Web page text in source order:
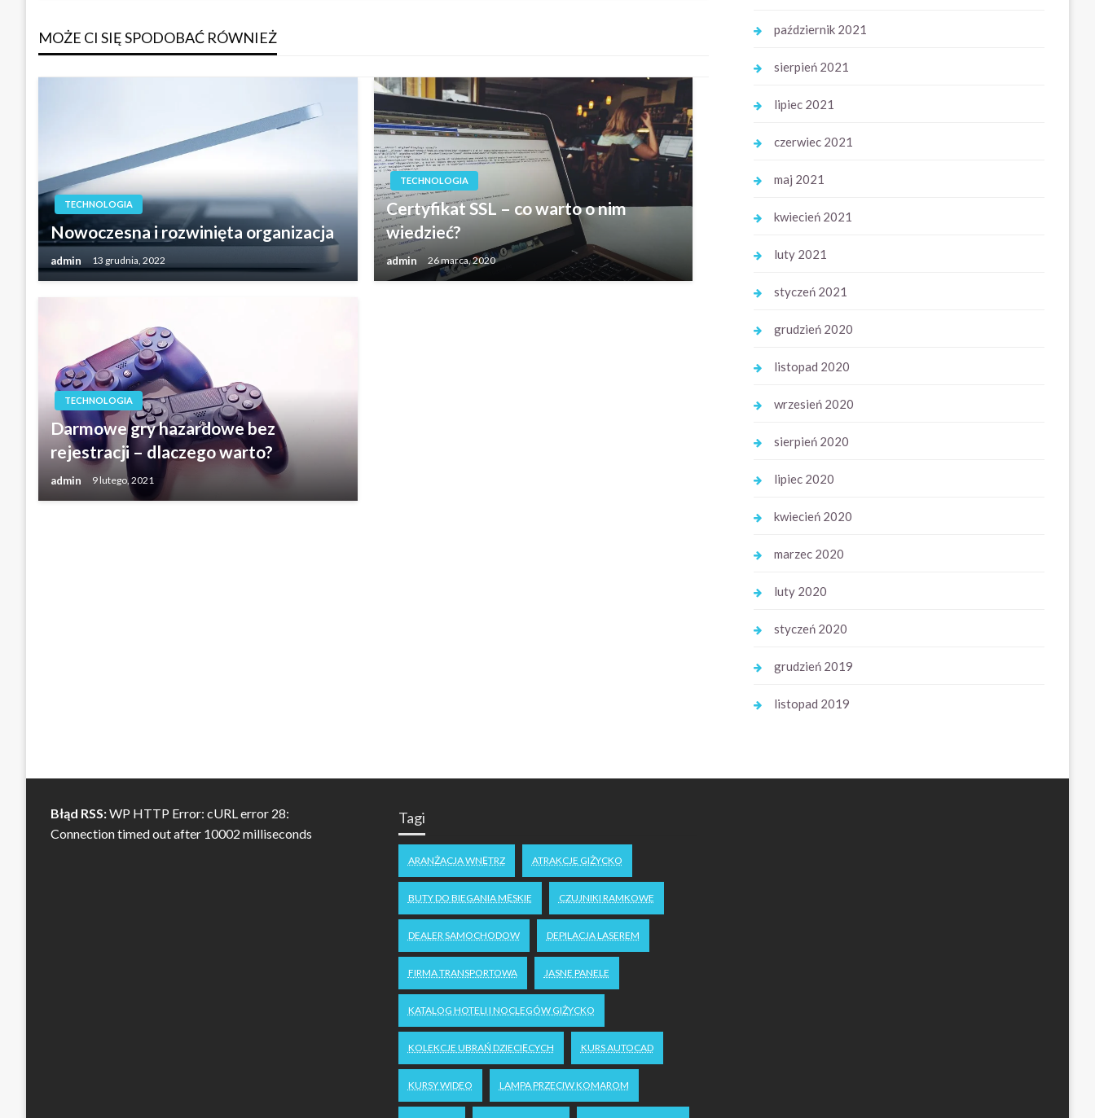
MOŻE CI SIĘ SPODOBAĆ RÓWNIEŻ
TECHNOLOGIA
Nowoczesna i rozwinięta organizacja
admin 13 grudnia, 2022
TECHNOLOGIA
Certyfikat SSL – co warto o nim
wiedzieć?
admin 26 marca, 2020
TECHNOLOGIA
Darmowe gry hazardowe bez
rejestracji – dlaczego warto?
admin 9 lutego, 2021
październik 2021
sierpień 2021
lipiec 2021
czerwiec 2021
maj 2021
kwiecień 2021
luty 2021
styczeń 2021
grudzień 2020
listopad 2020
wrzesień 2020
sierpień 2020
lipiec 2020
kwiecień 2020
marzec 2020
luty 2020
styczeń 2020
grudzień 2019
listopad 2019
Błąd RSS:WP HTTP Error: cURL error 28:
Connection timed out after 10002 milliseconds
Tagi
ARANŻACJA WNĘTRZ ATRAKCJE GIŻYCKO
BUTY DO BIEGANIA MĘSKIE CZUJNIKI RAMKOWE
DEALER SAMOCHODOW DEPILACJA LASEREM
FIRMA TRANSPORTOWA JASNE PANELE
KATALOG HOTELI I NOCLEGÓW GIŻYCKO
KOLEKCJE UBRAŃ DZIECIĘCYCH KURS AUTOCAD
KURSY WIDEO LAMPA PRZECIW KOMAROM